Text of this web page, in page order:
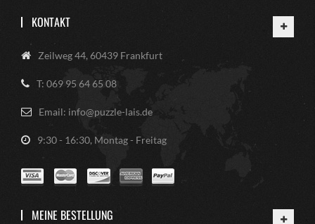
KONTAKT
Zeilweg 44, 60439 Frankfurt
T: 069 95 64 65 08
Email: info@puzzle-lais.de
9:30 - 16:30, Montag - Freitag
MEINE BESTELLUNG